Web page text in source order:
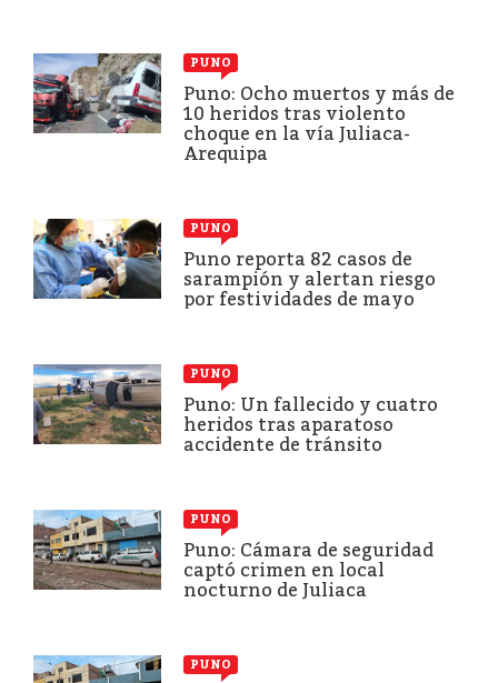
PUNO
Puno: Ocho muertos y más de
10 heridos tras violento
choque en la vía Juliaca-
Arequipa
PUNO
Puno reporta 82 casos de
sarampión y alertan riesgo
por festividades de mayo
PUNO
Puno: Un fallecido y cuatro
heridos tras aparatoso
accidente de tránsito
PUNO
Puno: Cámara de seguridad
captó crimen en local
nocturno de Juliaca
PUNO